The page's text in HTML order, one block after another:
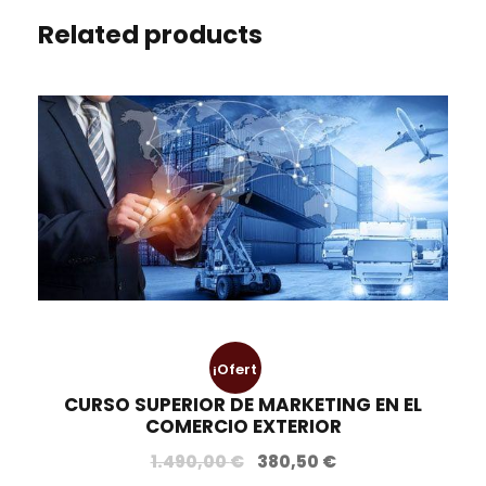
Related products
¡Ofert
a!
CURSO SUPERIOR DE MARKETING EN EL
COMERCIO EXTERIOR
1.490,00€
E
380,50 €E